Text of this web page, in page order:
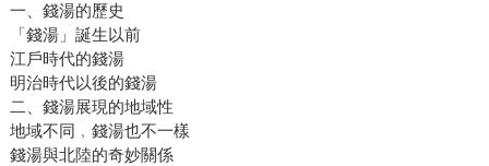
一、錢湯的歷史
「錢湯」誕生以前
江戶時代的錢湯
明治時代以後的錢湯
二、錢湯展現的地域性
地域不同﹐錢湯也不一樣
錢湯與北陸的奇妙關係